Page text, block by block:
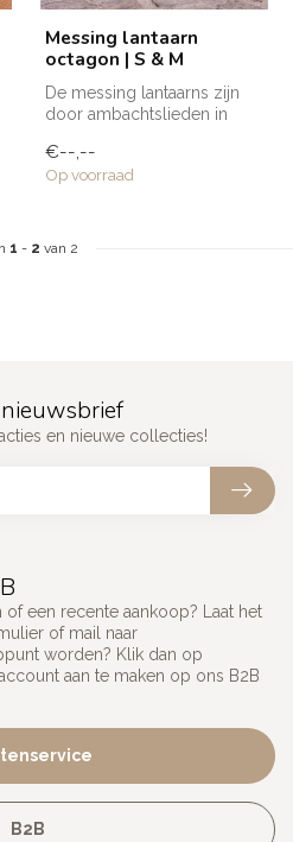
Messing lantaarn
octagon | S & M
De messing lantaarns zijn
door ambachtslieden in
hand ve...
€--,--
Op voorraad
1 - 2 van 2
een recente aankoop? Laat het
of mail naar
worden? Klik dan op
aan te maken op ons B2B
B2B
en nieuwe collecties!